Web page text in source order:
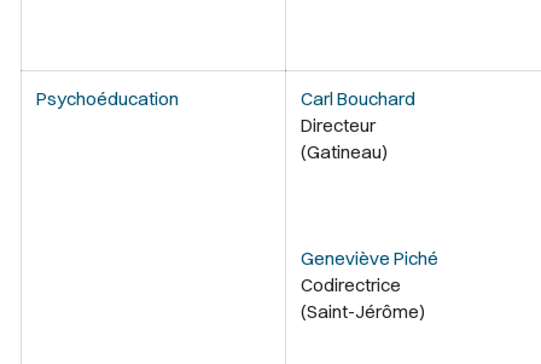
Psychoéducation
Carl Bouchard
Directeur
(Gatineau)
Geneviève Piché
Codirectrice
(Saint-Jérôme)